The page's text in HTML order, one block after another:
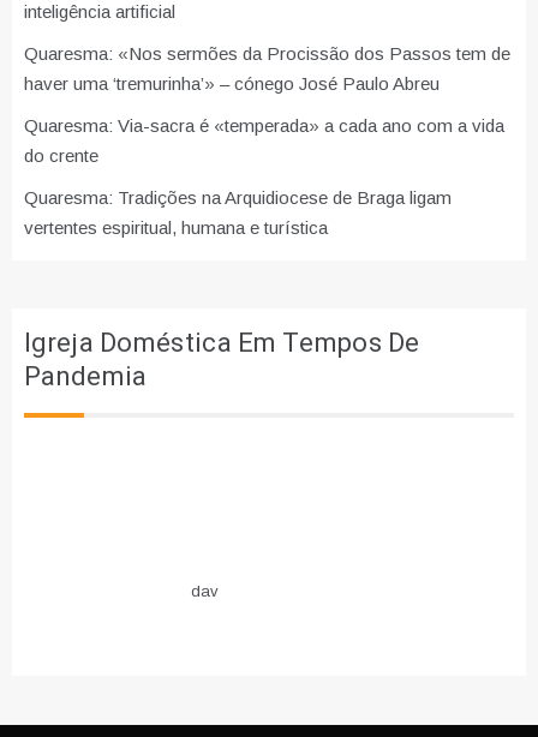
inteligência artificial
Quaresma: «Nos sermões da Procissão dos Passos tem de
haver uma ‘tremurinha’» – cónego José Paulo Abreu
Quaresma: Via-sacra é «temperada» a cada ano com a vida
do crente
Quaresma: Tradições na Arquidiocese de Braga ligam
vertentes espiritual, humana e turística
Igreja Doméstica Em Tempos De
Pandemia
dav